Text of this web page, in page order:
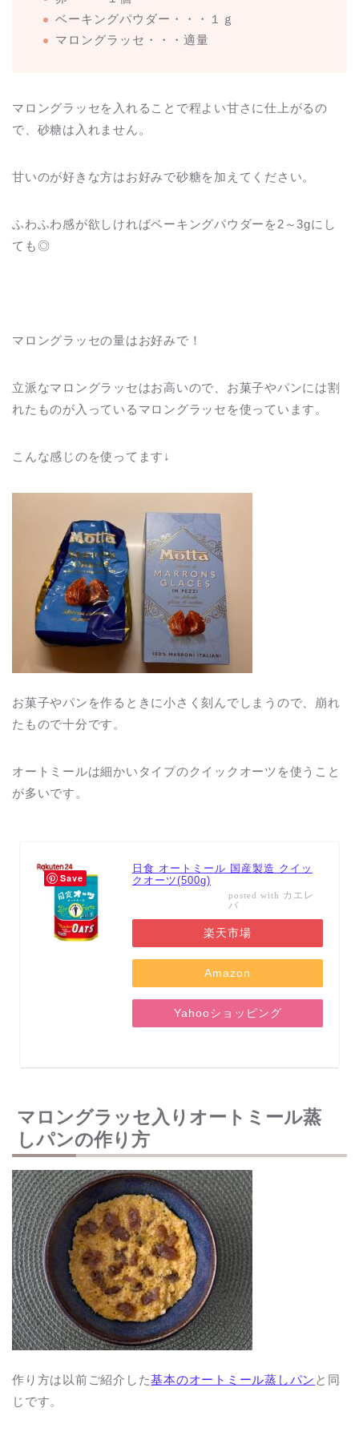
ベーキングパウダー・・・１ｇ
マロングラッセ・・・適量
マロングラッセを入れることで程よい甘さに仕上がるの
で、砂糖は入れません。
甘いのが好きな方はお好みで砂糖を加えてください。
ふわふわ感が欲しければベーキングパウダーを2～3gにし
ても◎
マロングラッセの量はお好みで！
立派なマロングラッセはお高いので、お菓子やパンには割
れたものが入っているマロングラッセを使っています。
こんな感じのを使ってます↓
お菓子やパンを作るときに小さく刻んでしまうので、崩れ
たもので十分です。
オートミールは細かいタイプのクイックオーツを使うこと
が多いです。
日食 オートミール 国産製造 クイッ
クオーツ(500g)
posted with カエレ
バ
楽天市場
Amazon
Yahooショッピング
マロングラッセ入りオートミール蒸
しパンの作り方
作り方は以前ご紹介した基本のオートミール蒸しパン と同
じです。
Save